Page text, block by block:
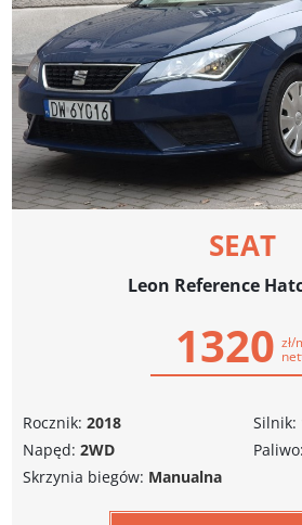
SEAT
Leon Reference
1320 zł/
Rocznik: 2018
Napęd: 2WD
Silnik:
Paliwo:
Skrzynia biegów: Manualna